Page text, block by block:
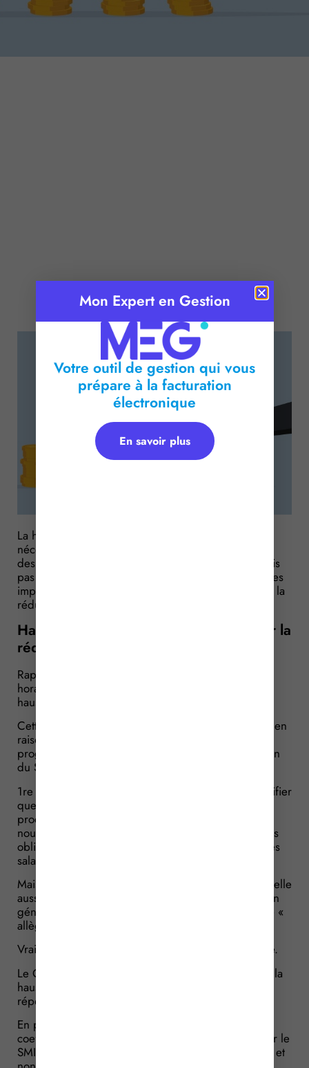
Publié le : 27 mai 2026
La hausse du SMIC au 1er juin 2026 implique
nécessairement des vérifications pour l’appréciation
des niveaux de rémunérations dans l’entreprise, mais
pas seulement : il faut aussi vérifier d’éventuels autres
impacts, comme par exemple les conséquences sur la
réduction générale de cotisations…
Hausse du SMIC : un gel annoncé pour la
réduction générale des cotisations
Rappelons qu’à compter du 1er juin 2026, le SMIC
horaire brut passera de 12,02 € à 12,31 €, soit une
hausse de 2,41 %.
Cette augmentation est automatique : elle intervient en
raison de l’inflation, lorsque l’indice des prix
progresse d’au moins 2 % depuis la dernière fixation
du SMIC.
1re conséquence : les employeurs sont invités à vérifier
que les salariés rémunérés au niveau du SMIC, ou
proches de celui-ci, perçoivent bien au moins le
nouveau minimum légal. En revanche, ils ne sont pas
obligés d’augmenter dans les mêmes proportions les
salaires déjà supérieurs au SMIC.
Mais une autre question se pose : cette hausse doit-elle
aussi être prise en compte pour calculer la réduction
générale de cotisations patronales, souvent appelée «
allègement général » ?
Vraisemblablement, la réponse devrait être négative.
Le Gouvernement a annoncé, le 22 mai 2026, que la
hausse du SMIC du 1er juin 2026 ne sera pas
répercutée sur les allègements généraux.
En pratique, cela signifie que, pour calculer le
coefficient de réduction, il faudra continuer à retenir le
SMIC en vigueur au 1er janvier 2026, soit 12,02 €, et
Mon Expert en Gestion
Votre outil de gestion qui vous
prépare à la facturation
électronique
En savoir plus